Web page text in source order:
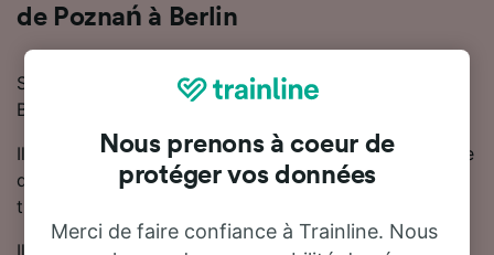
de Poznań à Berlin
Si vous prévoyez de voyager en train de Poznań à
Berlin, nous sommes là pour vous aider !
Il faut en moyenne 4 heures 40 minutes pour se rendre
de Poznań à Berlin en train. En moyenne, 20 trains
trains circulent chaque jour sur cette ligne.
Nous prenons à coeur de
protéger vos données
Merci de faire confiance à Trainline. Nous